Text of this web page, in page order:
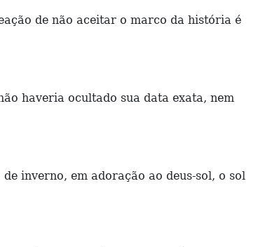
de não aceitar o marco da história é
haveria ocultado sua data exata, nem
inverno, em adoração ao deus-sol, o sol